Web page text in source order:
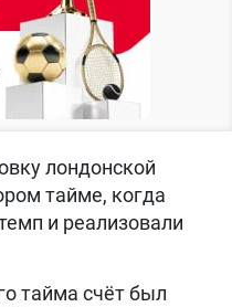
лондонской
тайме, когда
и реализовали
тайма счёт был